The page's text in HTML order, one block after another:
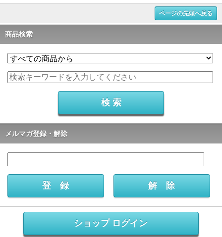
ページの先頭へ戻る
商品検索
メルマガ登録・解除
ショップ ログイン